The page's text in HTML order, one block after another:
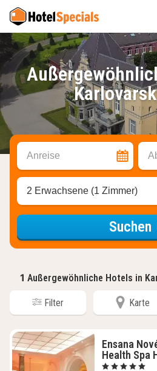
Anreise
2 Erwachsene (1 Zimmer)
Suchen
1 Außergewöhnliche Hotels in
Filter Karte
Ensana
Health Spa
, 5 Sterne